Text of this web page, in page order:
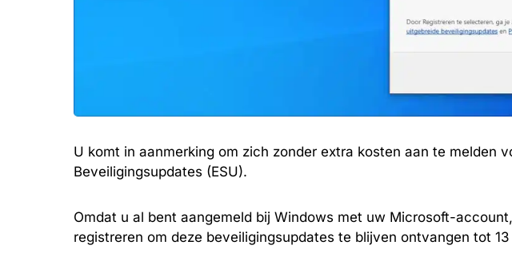
U komt in aanmerking om zich zonder extra kosten aan te melden
Beveiligingsupdates (ESU).
Omdat u al bent aangemeld bij Windows met uw Microsoft-
registreren om deze beveiligingsupdates te blijven ontvangen tot